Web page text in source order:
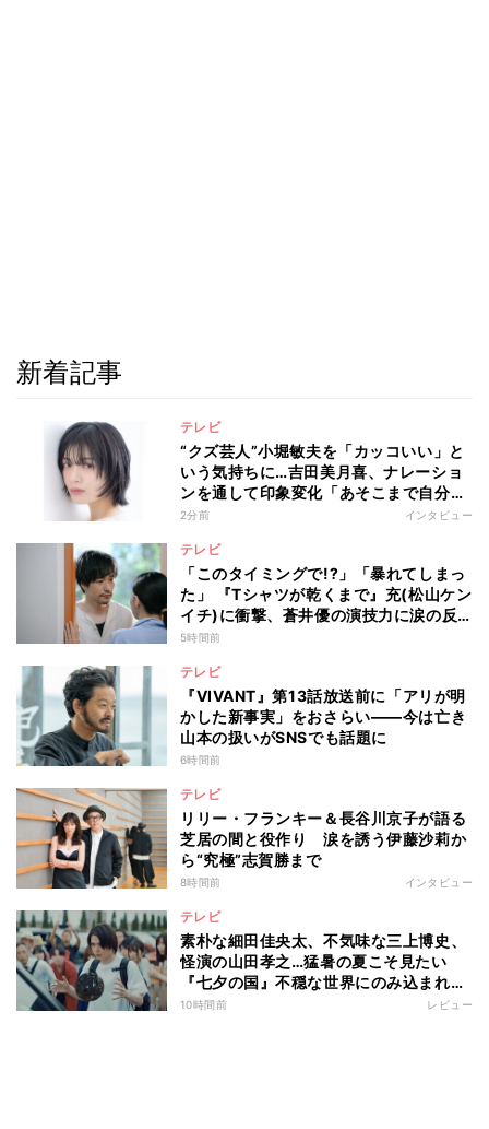
新着記事
テレビ
“クズ芸人”小堀敏夫を「カッコいい」と
いう気持ちに…吉田美月喜、ナレーショ
ンを通して印象変化「あそこまで自分に
正直に生きられる人は、なかなかいな
2分前 インタビュー
テレビ
「このタイミングで!?」「暴れてしまっ
た」 『Tシャツが乾くまで』充(松山ケン
イチ)に衝撃、蒼井優の演技力に涙の反
響も
5時間前
テレビ
『VIVANT』第13話放送前に「アリが明
かした新事実」をおさらい――今は亡き
山本の扱いがSNSでも話題に
6時間前
テレビ
リリー・フランキー＆長谷川京子が語る
芝居の間と役作り 涙を誘う伊藤沙莉か
ら“究極”志賀勝まで
8時間前 インタビュー
テレビ
素朴な細田佳央太、不気味な三上博史、
怪演の山田孝之…猛暑の夏こそ見たい
『七夕の国』不穏な世界にのみ込まれる
超常ミステリー
10時間前 レビュー